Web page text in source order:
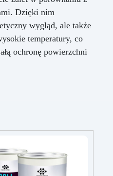
Dzięki nim
wygląd, ale także
temperatury, co
ochronę powierzchni